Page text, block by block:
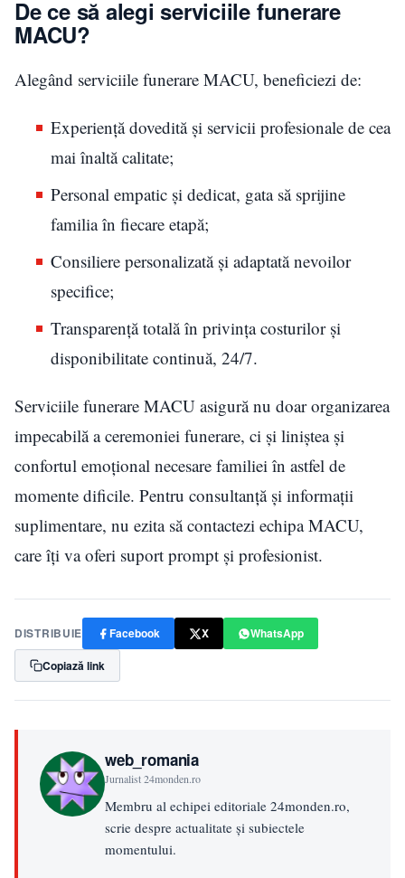
De ce să alegi serviciile funerare
MACU?
Alegând serviciile funerare MACU, beneficiezi de:
Experiență dovedită și servicii profesionale de cea
mai înaltă calitate;
Personal empatic și dedicat, gata să sprijine
familia în fiecare etapă;
Consiliere personalizată și adaptată nevoilor
specifice;
Transparență totală în privința costurilor și
disponibilitate continuă, 24/7.
Serviciile funerare MACU asigură nu doar organizarea
impecabilă a ceremoniei funerare, ci și liniștea și
confortul emoțional necesare familiei în astfel de
momente dificile. Pentru consultanță și informații
suplimentare, nu ezita să contactezi echipa MACU,
care îți va oferi suport prompt și profesionist.
DISTRIBUIE Facebook X
WhatsApp
Copiază link
web_romania
Jurnalist 24monden.ro
Membru al echipei editoriale 24monden.ro,
scrie despre actualitate și subiectele
momentului.